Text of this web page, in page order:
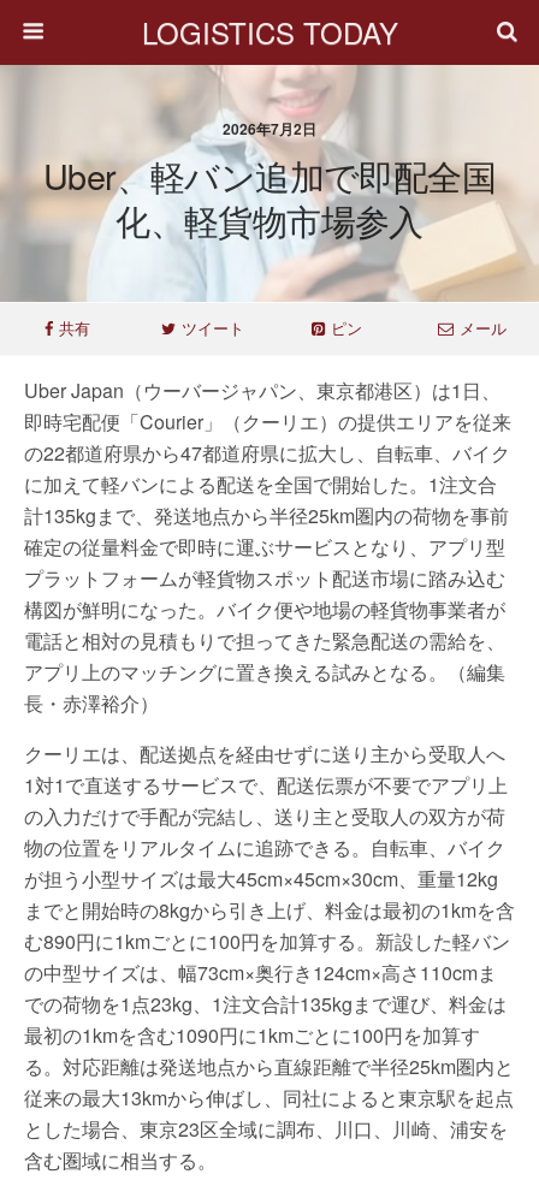
LOGISTICS TODAY
2026年7月2日
Uber、軽バン追加で即配全国
化、軽貨物市場参入
共有 ツイート ピン メール
Uber Japan（ウーバージャパン、東京都港区）は1日、
即時宅配便「Courier」（クーリエ）の提供エリアを従来
の22都道府県から47都道府県に拡大し、自転車、バイク
に加えて軽バンによる配送を全国で開始した。1注文合
計135kgまで、発送地点から半径25km圏内の荷物を事前
確定の従量料金で即時に運ぶサービスとなり、アプリ型
プラットフォームが軽貨物スポット配送市場に踏み込む
構図が鮮明になった。バイク便や地場の軽貨物事業者が
電話と相対の見積もりで担ってきた緊急配送の需給を、
アプリ上のマッチングに置き換える試みとなる。（編集
長・赤澤裕介）
クーリエは、配送拠点を経由せずに送り主から受取人へ
1対1で直送するサービスで、配送伝票が不要でアプリ上
の入力だけで手配が完結し、送り主と受取人の双方が荷
物の位置をリアルタイムに追跡できる。自転車、バイク
が担う小型サイズは最大45cm×45cm×30cm、重量12kg
までと開始時の8kgから引き上げ、料金は最初の1kmを含
む890円に1kmごとに100円を加算する。新設した軽バン
の中型サイズは、幅73cm×奥行き124cm×高さ110cmま
での荷物を1点23kg、1注文合計135kgまで運び、料金は
最初の1kmを含む1090円に1kmごとに100円を加算す
る。対応距離は発送地点から直線距離で半径25km圏内と
従来の最大13kmから伸ばし、同社によると東京駅を起点
とした場合、東京23区全域に調布、川口、川崎、浦安を
含む圏域に相当する。